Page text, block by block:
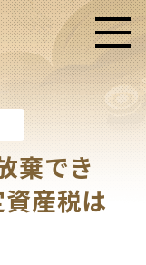
メニ
棄でき
産税は